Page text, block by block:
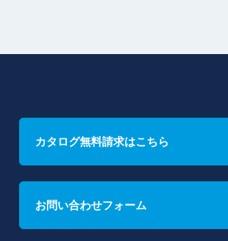
カタログ無料請求はこちら
お問い合わせフォーム